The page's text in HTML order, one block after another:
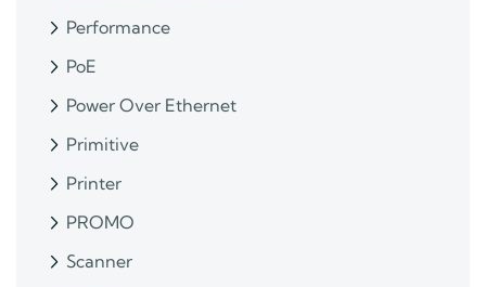
Performance
PoE
Power Over Ethernet
Primitive
Printer
PROMO
Scanner